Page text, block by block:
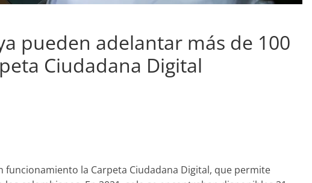
pueden adelantar más de 100
Ciudadana Digital
funcionamiento la Carpeta Ciudadana Digital, que permite